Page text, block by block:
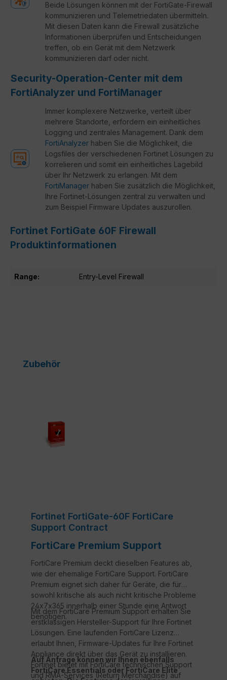
Beide Lösungen können mit der FortiGate-Firewall
kommunizieren und Telemetriedaten übermitteln.
Mit diesen Daten kann die Firewall zusätzliche
Informationen überprüfen und Entscheidungen
treffen, ob ein Gerät mit dem Netzwerk
kommunizieren darf oder nicht.
Security-Operation-Center mit dem
FortiAnalyzer und FortiManager
Immer komplexere Netzwerke, verteilt über
mehrere Standorte, erfordern ein einheitliches
Logging und zentrales Management. Dank dem
FortiAnalyzer haben Sie die Möglichkeit, die
Logsfiles der verschiedenen Fortinet Lösungen zu
korrelieren und somit ein einheitliches Lagebild
über Ihr Netzwerk zu erlangen. Mit dem
FortiManager haben Sie zusätzlich die Möglichkeit,
Ihre Fortinet-Lösungen zentral zu verwalten und
zum Beispiel Firmware Updates auszurollen.
Fortinet FortiGate 60F Firewall
Produktinformationen
Range: Entry-Level Firewall
Produktgalerie überspringen
Zubehör
Fortinet FortiGate-60F FortiCare
Support Contract
FortiCare Premium Support
FortiCare Premium deckt dieselben Features ab,
wie der ehemalige FortiCare Support. FortiCare
Premium eignet sich daher für Geräte, die für
sowohl kritische als auch nicht kritische Probleme
24x7x365 innerhalb einer Stunde eine Antwort
benötigen.
Mit dem FortiCare Premium Support erhalten Sie
erstklassigen Hersteller-Support für Ihre Fortinet
Lösungen. Eine laufenden FortiCare Lizenz
erlaubt Ihnen, Firmware-Updates für Ihre Fortinet
Appliance direkt über das Gerät zu installieren.
Fortinet bietet mit FortiCare technischen Support
und RMA-Services (Return Merchandise) auf
Auf Anfrage können wir Ihnen ebenfalls
FortiCare Essentials oder FortiCare Elite